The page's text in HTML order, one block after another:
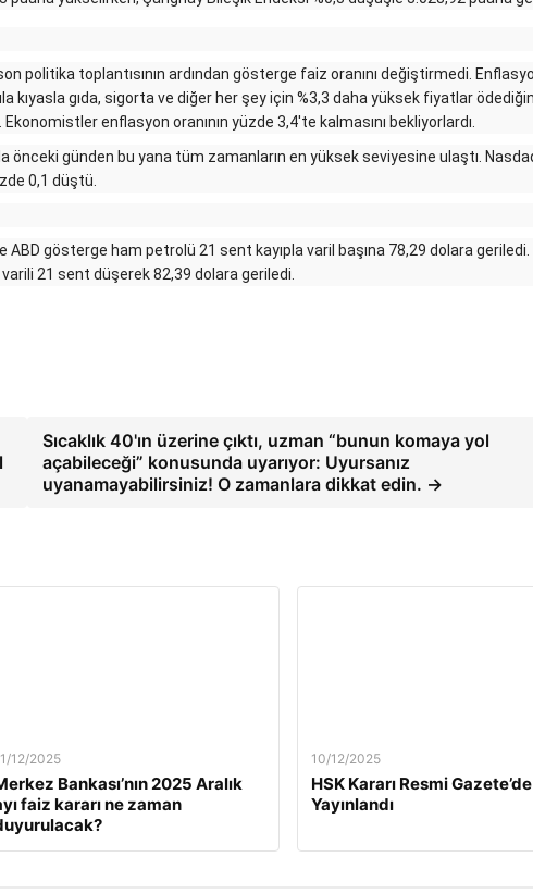
politika toplantısının ardından gösterge faiz oranını değiştirmedi.
kıyasla gıda, sigorta ve diğer her şey için %3,3 daha yüksek fiyatlar
Ekonomistler enflasyon oranının yüzde 3,4'te kalmasını bekliyorlardı.
önceki günden bu yana tüm zamanların en yüksek seviyesine ulaştı.
0,1 düştü.
gösterge ham petrolü 21 sent kayıpla varil başına 78,29 dolara geriledi.
21 sent düşerek 82,39 dolara geriledi.
Sıcaklık 40'ın üzerine çıktı, uzman “bunun komaya yol
açabileceği” konusunda uyarıyor: Uyursanız
uyanamayabilirsiniz! O zamanlara dikkat edin. →
12/2025
Bankası’nın 2025 Aralık
faiz kararı ne zaman
10/12/2025
HSK Kararı Resmi Gazete’de
Yayınlandı